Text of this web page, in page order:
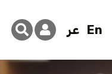
En عر